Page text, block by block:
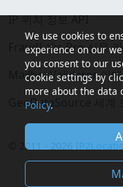
IP 위치 정보 API
FraudLabs Pro 신용
MailboxValidator 이
GeoDataSource 세계
© 2011 - 2026
We use cookies to
experience on our
you consent to our
cookie settings by
more about the data
Policy.